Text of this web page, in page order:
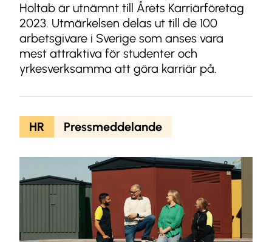
Holtab är utnämnt till Årets Karriärföretag
2023. Utmärkelsen delas ut till de 100
arbetsgivare i Sverige som anses vara
mest attraktiva för studenter och
yrkesverksamma att göra karriär på.
HR Pressmeddelande